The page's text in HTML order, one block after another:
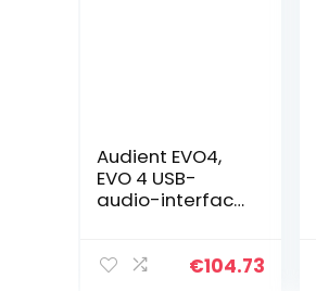
Audient EVO4,
EVO 4 USB-
audio-interface
muziekproductie
€104.73